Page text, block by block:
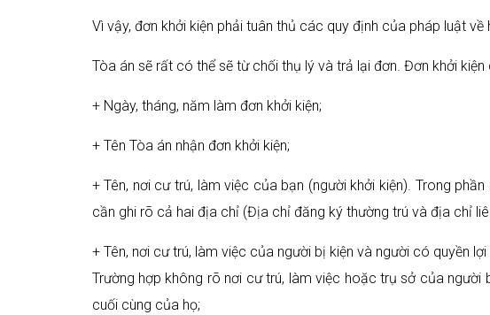
Vì vậy, đơn khởi kiện phải tuân thủ các quy định của pháp luật
Tòa án sẽ rất có thể sẽ từ chối thụ lý và trả lại đơn. Đơn khởi
+ Ngày, tháng, năm làm đơn khởi kiện;
+ Tên Tòa án nhận đơn khởi kiện;
+ Tên, nơi cư trú, làm việc của bạn (người khởi kiện). Trong
cần ghi rõ cả hai địa chỉ (Địa chỉ đăng ký thường trú và địa chỉ
+ Tên, nơi cư trú, làm việc của người bị kiện và người có quyền
Trường hợp không rõ nơi cư trú, làm việc hoặc trụ sở của
cuối cùng của họ;